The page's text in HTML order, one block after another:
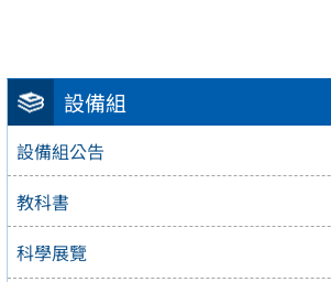
設備組
設備組公告
教科書
科學展覽